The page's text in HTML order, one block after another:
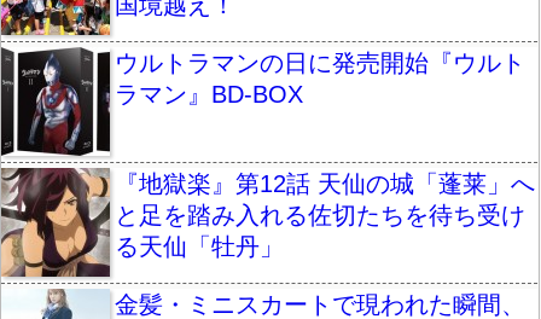
ウルトラマンの日に発売開始『ウルト
ラマン』BD-BOX
『地獄楽』第12話 天仙の城「蓬莱」へ
と足を踏み入れる佐切たちを待ち受け
る天仙「牡丹」
金髪・ミニスカートで現われた瞬間、